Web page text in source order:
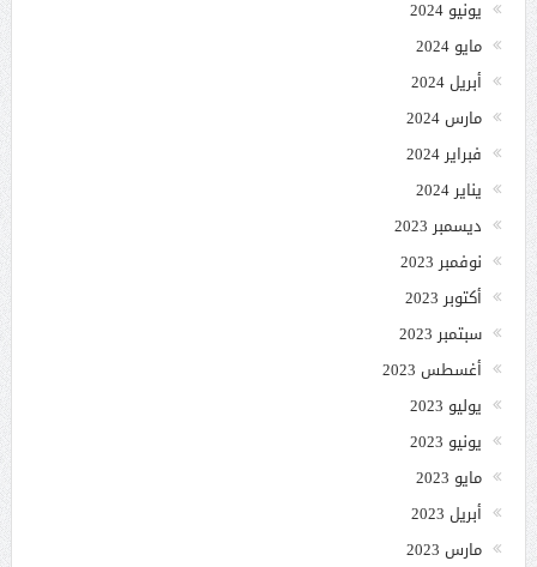
يونيو 2024
مايو 2024
أبريل 2024
مارس 2024
فبراير 2024
يناير 2024
ديسمبر 2023
نوفمبر 2023
أكتوبر 2023
سبتمبر 2023
أغسطس 2023
يوليو 2023
يونيو 2023
مايو 2023
أبريل 2023
مارس 2023